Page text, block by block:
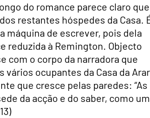
do romance parece claro que
restantes hóspedes da Casa.
máquina de escrever, pois dela
reduzida à Remington. Objecto
com o corpo da narradora que
ocupantes da Casa da
que cresce pelas paredes: “As
da acção e do saber, como